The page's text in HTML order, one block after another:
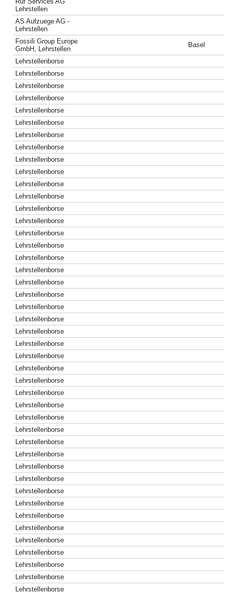
Lehrstellen
AS Aufzuege AG -
Lehrstellen
Fossili Group Europe
GmbH, Lehrstellen
Basel
Lehrstellenborse
Lehrstellenborse
Lehrstellenborse
Lehrstellenborse
Lehrstellenborse
Lehrstellenborse
Lehrstellenborse
Lehrstellenborse
Lehrstellenborse
Lehrstellenborse
Lehrstellenborse
Lehrstellenborse
Lehrstellenborse
Lehrstellenborse
Lehrstellenborse
Lehrstellenborse
Lehrstellenborse
Lehrstellenborse
Lehrstellenborse
Lehrstellenborse
Lehrstellenborse
Lehrstellenborse
Lehrstellenborse
Lehrstellenborse
Lehrstellenborse
Lehrstellenborse
Lehrstellenborse
Lehrstellenborse
Lehrstellenborse
Lehrstellenborse
Lehrstellenborse
Lehrstellenborse
Lehrstellenborse
Lehrstellenborse
Lehrstellenborse
Lehrstellenborse
Lehrstellenborse
Lehrstellenborse
Lehrstellenborse
Lehrstellenborse
Lehrstellenborse
Lehrstellenborse
Lehrstellenborse
Lehrstellenborse